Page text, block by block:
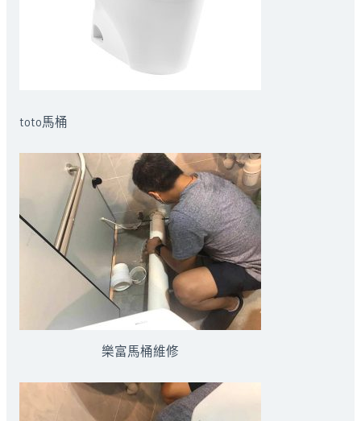
toto馬桶
樂富馬桶維修